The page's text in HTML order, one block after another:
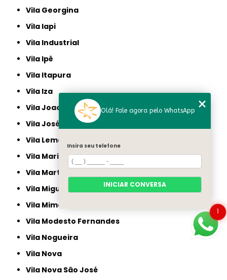
Vila Georgina
Vila Iapi
Vila Industrial
Vila Ipê
Vila Itapura
Vila Iza
Vila Joaquim Inácio
Vila José Martins
Vila Lemos
Vila Marieta
Vila Marta
Vila Miguel Vicente Cury
Vila Mimosa
Vila Modesto Fernandes
Vila Nogueira
Vila Nova
Vila Nova São José
1
Olá! Fale agora pelo WhatsApp
Insira seu telefone
INICIAR CONVERSA